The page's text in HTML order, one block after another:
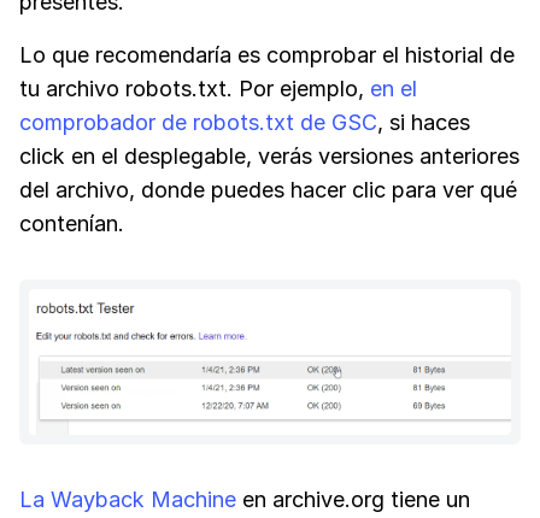
Lo que recomendaría es comprobar el historial de
tu archivo robots.txt. Por ejemplo, en el
comprobador de robots.txt de GSC, si haces
click en el desplegable, verás versiones anteriores
del archivo, donde puedes hacer clic para ver qué
contenían.
La Wayback Machine en archive.org tiene un